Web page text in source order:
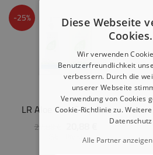
LR Aloe Vera Soap Set
-25%
27,88 €
Diese Webseite
Cookies.
Wir verwenden
Benutzerfreundlichkeit
verbessern. Durch die
unserer Webseite
Verwendung von Cookies
Cookie-Richtlinie zu.
Datenschutz
Alle Partner anzeigen